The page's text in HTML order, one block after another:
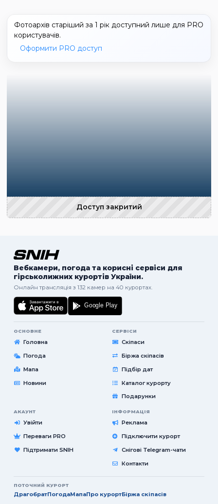
Фотоархів старіший за 1 рік доступний лише для PRO
користувачів.
Оформити PRO доступ
Доступ закритий
Вебкамери, погода та корисні сервіси для
гірськолижних курортів України.
Онлайн трансляція з 132 камер на 40 курортах.
ОСНОВНЕ
Головна
Погода
Мапа
Новини
СЕРВІСИ
Скіпаси
Біржа скіпасів
Підбір дат
Каталог курорту
Подарунки
АКАУНТ
Увійти
Переваги PRO
Підтримати SNIH
ІНФОРМАЦІЯ
Реклама
Підключити курорт
Снігові Telegram-чати
Контакти
ПОТОЧНИЙ КУРОРТ
ДрагобратПогодаМапаПро курортБіржа скіпасів